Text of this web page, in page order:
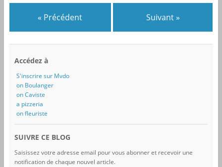
« Précédent Suivant »
Accédez à
S'inscrire sur Mvdo
on Boulanger
on Caviste
a pizzeria
on fleuriste
SUIVRE CE BLOG
Saisissez votre adresse email pour vous abonner et recevoir une
notification de chaque nouvel article.